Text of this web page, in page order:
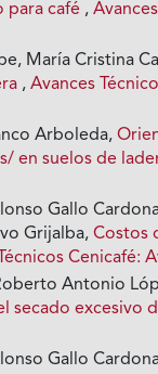
para café ,
María Cristina
,Avances
Arboleda,
en suelos de
Gallo
Grijalba,Costos
Cenicafé:
Antonio
secado excesivo
Gallo